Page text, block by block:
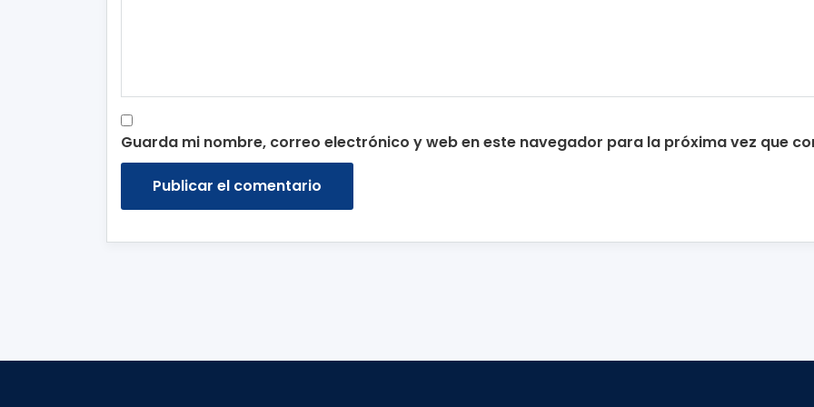
Guarda mi nombre, correo electrónico y web en este navegador para la próxima vez que